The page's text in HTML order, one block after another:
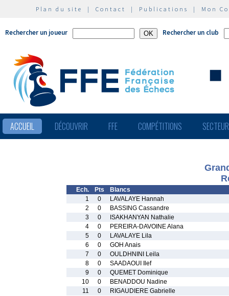
Plan du site | Contact | Publications | Mon
Rechercher un joueur Rechercher un club
ACCUEIL DÉCOUVRIR FFE COMPÉTITIONS
Ech. Pts
Blancs
1
0
LAVALAYE Hannah
2
0
BASSING Cassandre
3
0
ISAKHANYAN Nathalie
4
0
PEREIRA-DAVOINE Alana
5
0
LAVALAYE Lila
6
0
GOH Anais
7
0
OULDHNINI Leila
8
0
SAADAOUI Ilef
9
0
QUEMET Dominique
10
0
BENADDOU Nadine
11
0
RIGAUDIERE Gabrielle